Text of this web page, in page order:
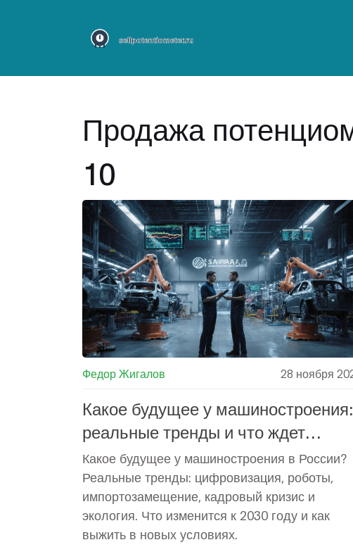
Продажа
10
Федор Жигалов 28 ноября
Какое будущее у машиностроения:
реальные тренды и что ждет
отрасль в 2030 году
Какое будущее у машиностроения в России?
Реальные тренды: цифровизация, роботы,
импортозамещение, кадровый кризис и
экология. Что изменится к 2030 году и как
выжить в новых условиях.